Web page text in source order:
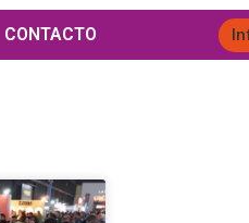
CONTACTO